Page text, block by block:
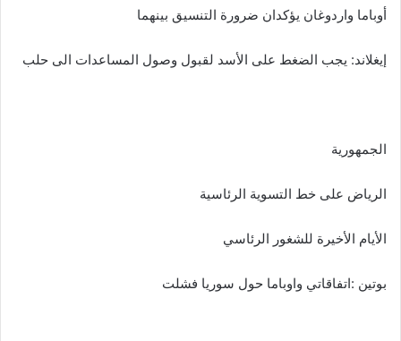
أوباما واردوغان يؤكدان ضرورة التنسيق بينهما
إيغلاند: يجب الضغط على الأسد لقبول وصول المساعدات الى حلب
الجمهورية
الرياض على خط التسوية الرئاسية
الأيام الأخيرة للشغور الرئاسي
بوتين :اتفاقاتي واوباما حول سوريا فشلت